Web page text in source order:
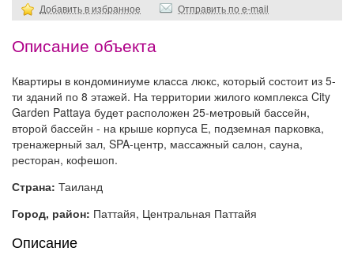
Добавить в избранное Отправить по e-mail
Описание объекта
Квартиры в кондоминиуме класса люкс, который состоит из 5-
ти зданий по 8 этажей. На территории жилого комплекса City
Garden Pattaya будет расположен 25-метровый бассейн,
второй бассейн - на крыше корпуса E, подземная парковка,
тренажерный зал, SPA-центр, массажный салон, сауна,
ресторан, кофешоп.
Страна: Таиланд
Город, район: Паттайя, Центральная Паттайя
Описание